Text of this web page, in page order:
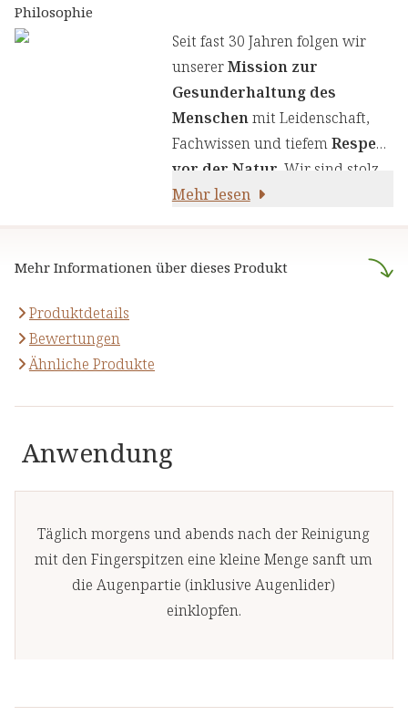
Wir legen großen Wert auf
einen genauen Auswahlprozess
unserer Inhaltsstoffe, um Ihnen
sorgfältig zusammengestellte
Produkte zu liefern. Wir nutzen
die Kraft von Kräutern,
Pflanzenstoffen und anderen
Wohlbefinden.
Mehr Informationen über dieses Produkt
Produktdetails
Bewertungen
Ähnliche Produkte
Anwendung
Täglich morgens und abends nach der Reinigung
mit den Fingerspitzen eine kleine Menge sanft um
die Augenpartie (inklusive Augenlider)
einklopfen.
Philosophie
Seit fast 30 Jahren folgen wir
unsererMission zur
Gesunderhaltung des
Menschenmit Leidenschaft,
Fachwissen und tiefemRespekt
vor der Natur . Wir sind stolz
darauf,naturreine Produkte
stützen.
Mehr lesen